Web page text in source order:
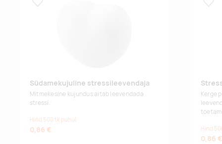
Südamekujuline stressileevendaja
Mitmekesine kujundus aitab leevendada
stressi.
Hind 500 tk puhul
0,86 €
Kerge
Hind
0,86 €